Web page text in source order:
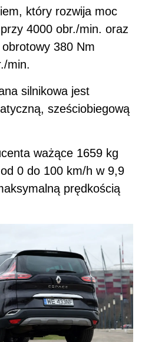
który rozwija moc
4000 obr./min. oraz
380 Nm
min.
silnikowa jest
sześciobiegową
ważące 1659 kg
0 do 100 km/h w 9,9
prędkością